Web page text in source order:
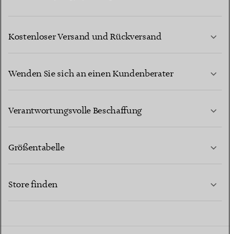
Kostenloser Versand und Rückversand
Wenden Sie sich an einen Kundenberater
Verantwortungsvolle Beschaffung
Größentabelle
Store finden